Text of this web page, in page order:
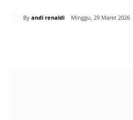
By andi renaldi Minggu, 29 Maret 2026